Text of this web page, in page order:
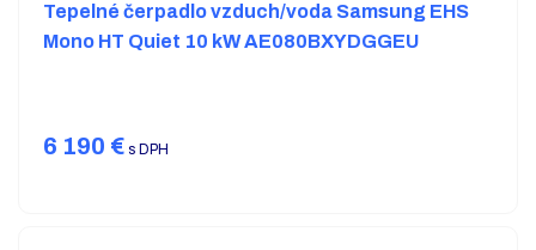
Tepelné čerpadlo vzduch/voda Samsung EHS
Mono HT Quiet 10 kW AE080BXYDGGEU
6 190 € s DPH